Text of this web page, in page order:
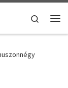
Search